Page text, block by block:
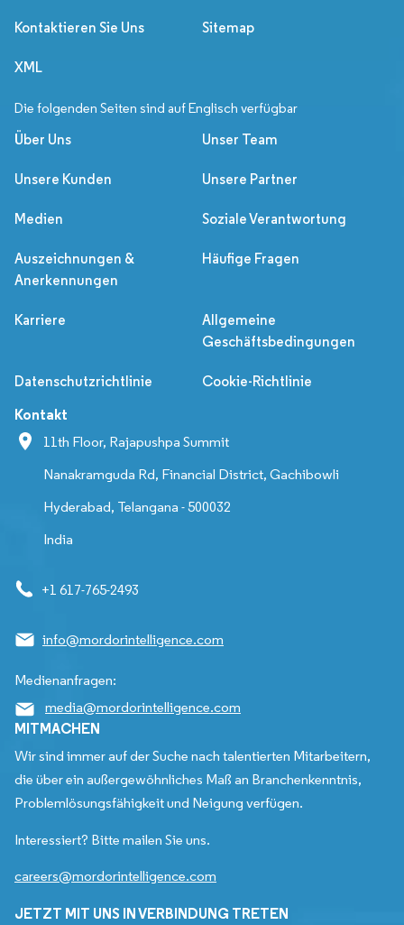
Kontaktieren Sie Uns Sitemap
XML
Die folgenden Seiten sind auf Englisch verfügbar
Über Uns Unser Team
Unsere Kunden Unsere Partner
Medien Soziale Verantwortung
Auszeichnungen &
Anerkennungen
Häufige Fragen
Karriere
Allgemeine
Geschäftsbedingungen
Datenschutzrichtlinie Cookie-Richtlinie
Kontakt
11th Floor, Rajapushpa Summit
Nanakramguda Rd, Financial District, Gachibowli
Hyderabad, Telangana - 500032
India
+1 617-765-2493
info@mordorintelligence.com
Medienanfragen:
media@mordorintelligence.com
MITMACHEN
Wir sind immer auf der Suche nach talentierten Mitarbeitern,
die über ein außergewöhnliches Maß an Branchenkenntnis,
Problemlösungsfähigkeit und Neigung verfügen.
Interessiert? Bitte mailen Sie uns.
careers@mordorintelligence.com
JETZT MIT UNS IN VERBINDUNG TRETEN